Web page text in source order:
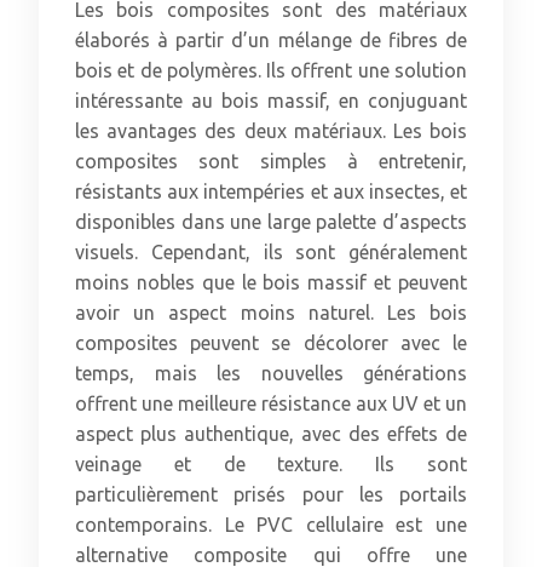
Les bois composites sont des matériaux
élaborés à partir d’un mélange de fibres de
bois et de polymères. Ils offrent une solution
intéressante au bois massif, en conjuguant
les avantages des deux matériaux. Les bois
composites sont simples à entretenir,
résistants aux intempéries et aux insectes, et
disponibles dans une large palette d’aspects
visuels. Cependant, ils sont généralement
moins nobles que le bois massif et peuvent
avoir un aspect moins naturel. Les bois
composites peuvent se décolorer avec le
temps, mais les nouvelles générations
offrent une meilleure résistance aux UV et un
aspect plus authentique, avec des effets de
veinage et de texture. Ils sont
particulièrement prisés pour les portails
contemporains. Le PVC cellulaire est une
alternative composite qui offre une